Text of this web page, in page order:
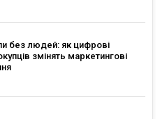
без людей: як цифрові
змінять маркетингові